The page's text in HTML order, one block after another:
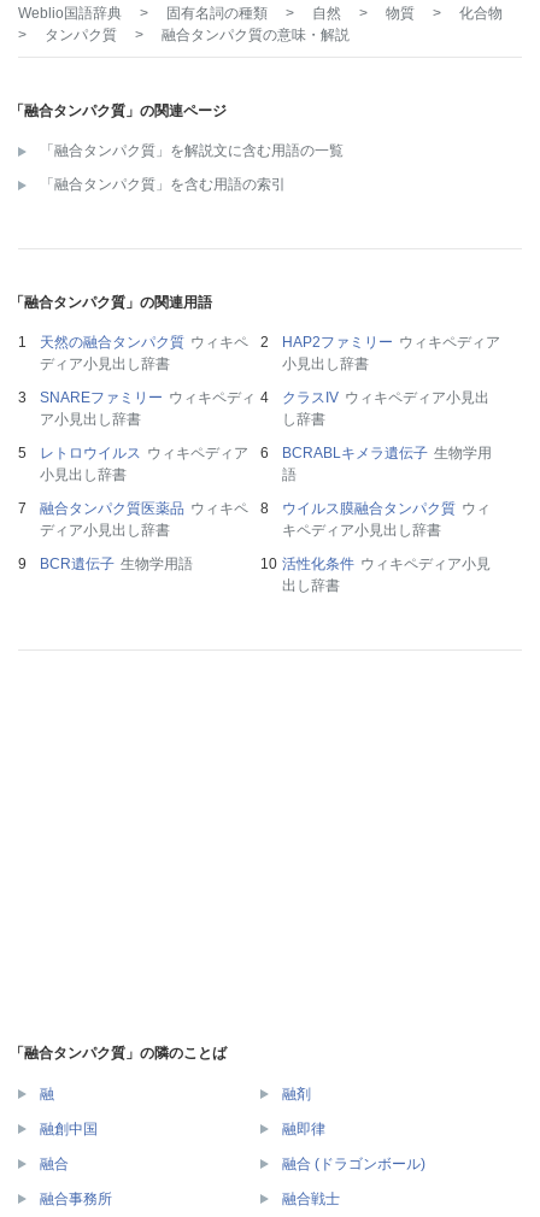
Weblio国語辞典 > 固有名詞の種類 > 自然 > 物質 >
化合物
>
タンパク質 > 融合タンパク質の意味・解説
「融合タンパク質」の関連ページ
「融合タンパク質」を解説文に含む用語の一覧
「融合タンパク質」を含む用語の索引
「融合タンパク質」の関連用語
天然の融合タンパク質 ウィキペ
ディア小見出し辞書
HAP2ファミリー ウィキペディア
小見出し辞書
SNAREファミリー ウィキペディ
ア小見出し辞書
クラスIV ウィキペディア小見出
し辞書
レトロウイルス ウィキペディア
小見出し辞書
BCRABLキメラ遺伝子 生物学用
語
融合タンパク質医薬品 ウィキペ
ディア小見出し辞書
ウイルス膜融合タンパク質 ウィ
キペディア小見出し辞書
BCR遺伝子 生物学用語 活性化条件 ウィキペディア小見
出し辞書
「融合タンパク質」の隣のことば
融 融剤
融創中国 融即律
融合 融合 (ドラゴンボール)
融合事務所 融合戦士